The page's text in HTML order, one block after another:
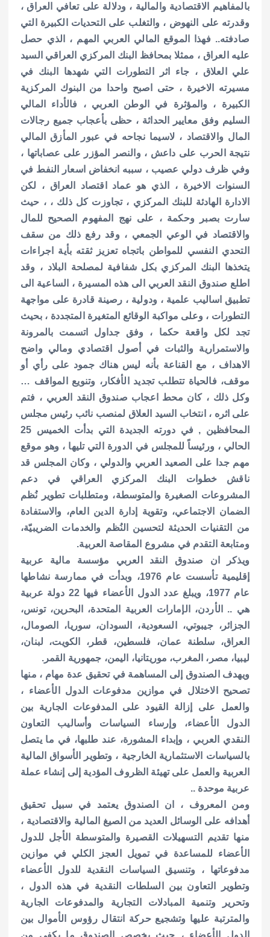
بالمفاهيم الاقتصادية والمالية ، ودلالة على تعافي العراق ،
وقدرته على النهوض ، والتغلب على التحديات الكبيرة التي
صادفته.. فهذا الموقع المالي العربي المهم ، الذي حصل
عليه العراق ، ممثلا بمحافظ البنك المركزي العراقي السيد
علي العلاق ، جاء اثر التطورات التي شهدها البنك في
مسيرته الاخيرة ، حتى اصبح واحدا من البنوك المركزية
الكبيرة ، والمؤثرة في الوطن العربي ، فالأداء المالي
السليم وفق معايير الحداثة ، حظى بأعجاب جميع رجالات
المال والاقتصاد ، لاسيما نجاحه في عبور المأزق المالي
نتيجة الحرب على داعش ، والنصر المؤزر على عصاباتها ،
وفي ظرف دولي عصيب ، سببه انخفاض اسعار النفط في
السنوات الاخيرة ، الذي هو عماد اقتصاد العراق ، لكن
الادارة الهادئة للبنك المركزي ، تجاوزت كل ذلك ، ، حيث
سارت بصبر وحكمة ، على نهج المفهوم الصحيح للمال
والاقتصاد في الوعي الجمعي ، وقد رفع ذلك من سقف
التحدي النفسي للمواطن باتجاه تعزيز ثقته بأية اجراءات
يتخذها البنك المركزي بكل شفافية لمصلحة البلاد ، وقد
اطلع صندوق النقد العربي الى هذه المسيرة ، الساعية الى
تطبيق اساليب علمية ، ودولية ، رصينة قادرة على مواجهة
التطورات ، وعلى مواكبة الوقائع المتغيرة المتجددة ، بحيث
تجد لكل واقعة حكما ، وفق جداول اتسمت بالمرونة
والاستمرارية والثبات في أصول اقتصادي ومالي واضح
الاهداف ، مع القناعة بأنه ليس هناك جمود على رأي أو
موقف، فالحياة تتطلب تجديد الأفكار، وتنويع المواقف …
وكل ذلك ، كان محط اعجاب صندوق النقد العربي ، فتم
على اثره ، انتخاب السيد العلاق لمنصب نائب رئيس مجلس
المحافظين , في دورته الجديدة التي بدأت الخميس 25
الحالي ، ورئيساً للمجلس في الدورة التي تليها ، وهو موقع
مهم جدا على الصعيد العربي والدولي ، وكان المجلس قد
ناقش خطوات البنك المركزي العراقي في دعم
المشروعات الصغيرة والمتوسطة، ومتطلبات تطوير نُظم
الضمان الاجتماعي، وتقوية إدارة الدين العام، والاستفادة
من التقنيات الحديثة لتحسين النُظم والخدمات الضريبيّة،
ومتابعة التقدم في مشروع المقاصة العربية.
ويذكر ان صندوق النقد العربي مؤسسة مالية عربية
إقليمية تأسست عام 1976، وبدأت في ممارسة نشاطها
عام 1977، ويبلغ عدد الدول الأعضاء فيها 22 دولة عربية
هي .. الأردن، الإمارات العربية المتحدة، البحرين، تونس،
الجزائر، جيبوتي، السعودية، السودان، سوريا، الصومال،
العراق، سلطنة عمان، فلسطين، قطر، الكويت، لبنان،
ليبيا، مصر، المغرب، موريتانيا، اليمن، جمهورية القمر.
ويهدف الصندوق إلى المساهمة في تحقيق عدة مهام ، منها
تصحيح الاختلال في موازين مدفوعات الدول الأعضاء ،
والعمل على إزالة القيود على المدفوعات الجارية بين
الدول الأعضاء، وإرساء السياسات وأساليب التعاون
النقدي العربي ، وإبداء المشورة، عند طلبها، في ما يتصل
بالسياسات الاستثمارية الخارجية ، وتطوير الأسواق المالية
العربية والعمل على تهيئة الظروف المؤدية إلى إنشاء عملة
عربية موحدة ..
ومن المعروف ، ان الصندوق يعتمد في سبيل تحقيق
أهدافه على الوسائل العديد من الصيغ المالية والاقتصادية ،
منها تقديم التسهيلات القصيرة والمتوسطة الأجل للدول
الأعضاء للمساعدة في تمويل العجز الكلي في موازين
مدفوعاتها ، وتنسيق السياسات النقدية للدول الأعضاء
وتطوير التعاون بين السلطات النقدية في هذه الدول ،
وتحرير وتنمية المبادلات التجارية والمدفوعات الجارية
والمترتبة عليها وتشجيع حركة انتقال رؤوس الأموال بين
الدول الأعضاء ، حيث يخصص الصندوق ما يكفي من